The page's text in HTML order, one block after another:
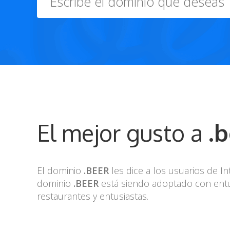
El mejor gusto a
El dominio .BEER les dice a los usuarios de
dominio .BEER está siendo adoptado con
restaurantes y entusiastas.